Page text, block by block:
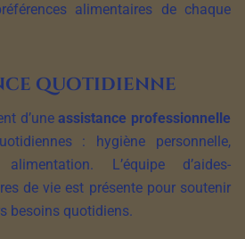
alimentaires de chaque
quotidienne
d’uneassistance professionnelle
: hygiène personnelle,
L’équipe d’aides-
de vie est présente pour soutenir
besoins quotidiens.